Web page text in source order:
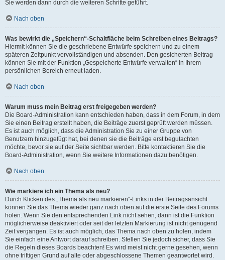
Sie werden dann durch die weiteren Schritte geführt.
Nach oben
Was bewirkt die „Speichern“-Schaltfläche beim Schreiben eines Beitrags?
Hiermit können Sie die geschriebene Entwürfe speichern und zu einem
späteren Zeitpunkt vervollständigen und absenden. Den gesicherten Beitrag
können Sie mit der Funktion „Gespeicherte Entwürfe verwalten“ in Ihrem
persönlichen Bereich erneut laden.
Nach oben
Warum muss mein Beitrag erst freigegeben werden?
Die Board-Administration kann entschieden haben, dass in dem Forum, in dem
Sie einen Beitrag erstellt haben, die Beiträge zuerst geprüft werden müssen.
Es ist auch möglich, dass die Administration Sie zu einer Gruppe von
Benutzern hinzugefügt hat, bei denen sie die Beiträge erst begutachten
möchte, bevor sie auf der Seite sichtbar werden. Bitte kontaktieren Sie die
Board-Administration, wenn Sie weitere Informationen dazu benötigen.
Nach oben
Wie markiere ich ein Thema als neu?
Durch Klicken des „Thema als neu markieren“-Links in der Beitragsansicht
können Sie das Thema wieder ganz nach oben auf die erste Seite des Forums
holen. Wenn Sie den entsprechenden Link nicht sehen, dann ist die Funktion
möglicherweise deaktiviert oder seit der letzten Markierung ist nicht genügend
Zeit vergangen. Es ist auch möglich, das Thema nach oben zu holen, indem
Sie einfach eine Antwort darauf schreiben. Stellen Sie jedoch sicher, dass Sie
die Regeln dieses Boards beachten! Es wird meist nicht gerne gesehen, wenn
ohne triftigen Grund auf alte oder abgeschlossene Themen geantwortet wird.